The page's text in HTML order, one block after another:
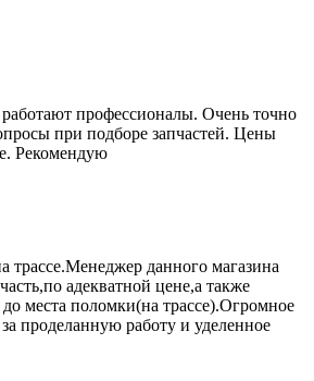
профессионалы. Очень точно
при подборе запчастей. Цены
Рекомендую
трассе.Менеджер данного магазина
адекватной цене,а также
до места поломки(на трассе).Огромное
проделанную работу и уделенное